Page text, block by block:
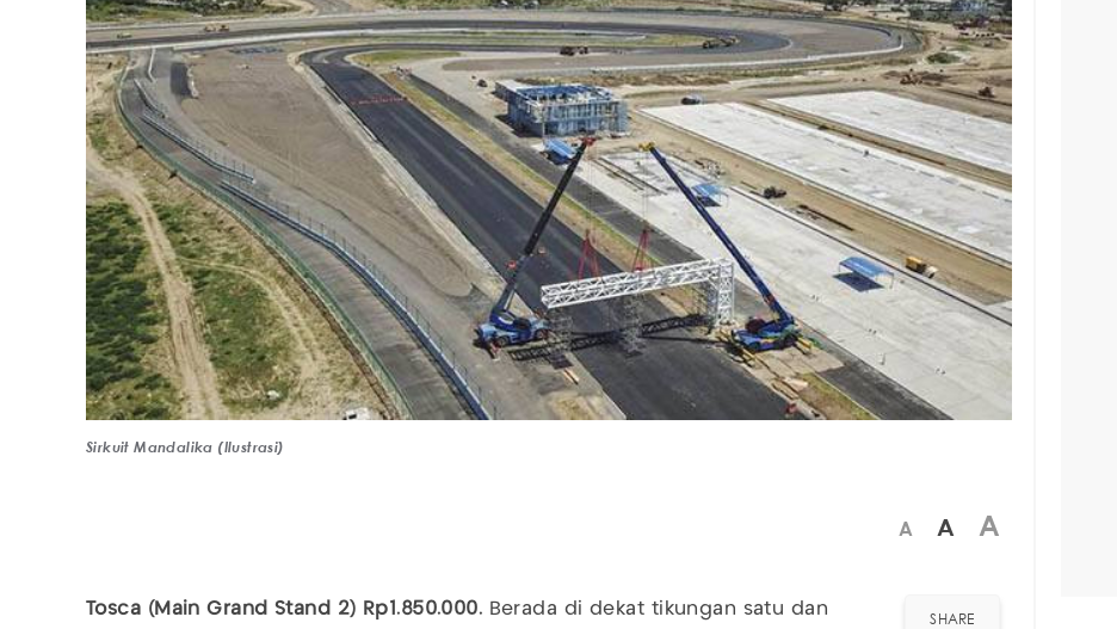
Sirkuit Mandalika (Ilustrasi)
A A A
Tosca (Main Grand Stand 2) Rp1.850.000. Berada di dekat tikungan satu dan
SHARE